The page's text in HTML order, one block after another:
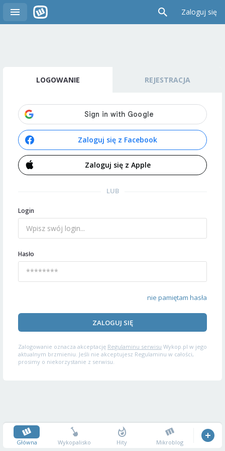
Zaloguj się
LOGOWANIE REJESTRACJA
Zaloguj się z Facebook
Zaloguj się z Apple
LUB
Login
Hasło
nie pamiętam hasła
ZALOGUJ SIĘ
Zalogowanie oznacza akceptację Regulaminu serwisu Wykop.pl w jego
aktualnym brzmieniu. Jeśli nie akceptujesz Regulaminu w całości,
prosimy o niekorzystanie z serwisu.
Główna Wykopalisko Hity Mikroblog